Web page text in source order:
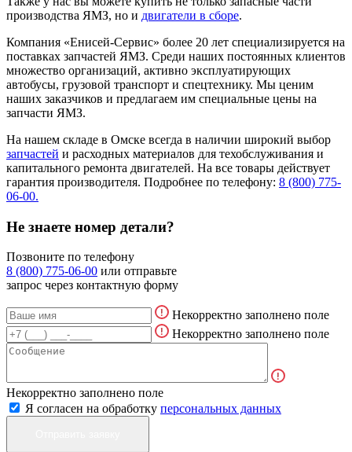
производства ЯМЗ, но и двигатели в сборе.
Компания «Енисей-Сервис» более 20 лет специализируется на
поставках запчастей ЯМЗ. Среди наших постоянных клиентов
множество организаций, активно эксплуатирующих
автобусы, грузовой транспорт и спецтехнику. Мы ценим
наших заказчиков и предлагаем им специальные цены на
запчасти ЯМЗ.
На нашем складе в Омске всегда в наличии широкий выбор
запчастей и расходных материалов для техобслуживания и
капитального ремонта двигателей. На все товары действует
гарантия производителя. Подробнее по телефону: 8 (800) 775-
06-00.
Не знаете номер детали?
Позвоните по телефону
8 (800) 775-06-00 или отправьте
запрос через контактную форму
Некорректно заполнено поле
Некорректно заполнено поле
Некорректно заполнено поле
Я согласен на обработку персональных данных